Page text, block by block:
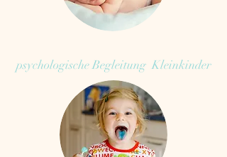
psychologische Begleitung Kleinkinder